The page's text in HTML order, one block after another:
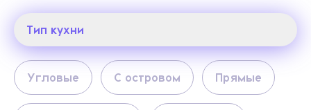
Тип кухни
Тип кухни
Угловые С островом Прямые
Я даю согласие на
персональных данных
Я принимаю условия политики
конфиденциальности